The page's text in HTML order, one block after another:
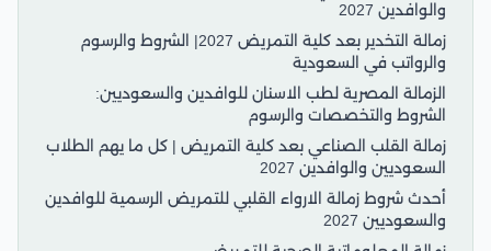
والوافدين 2027
زمالة التخدير بعد كلية التمريض 2027| الشروط والرسوم
والرواتب في السعودية
الزمالة المصرية لطب الاسنان للوافدين والسعوديين:
الشروط والتخصصات والرسوم
زمالة القلب الصناعي بعد كلية التمريض | كل ما يهم الطلاب
السعوديين والوافدين 2027
أحدث شروط زمالة الارواء القلبي للتمريض الرسمية للوافدين
والسعوديين 2027